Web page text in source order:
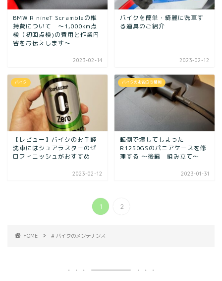
BMW R nineT Scrambleの維
持費について ～1,000km点
検（初回点検)の費用と作業内
容をお伝えします〜
2023-02-14
バイクを簡単・綺麗に洗車す
る道具のご紹介
2023-02-12
バイク
【レビュー】バイクのお手軽
洗車にはシュアラスターのゼ
ロフィニッシュがおすすめ
2023-02-12
バイクのお役立ち情報
転倒で壊してしまった
R1250GSのパニアケースを修
理する ～後編 組み立て～
2023-01-31
1 2
HOME # バイクのメンテナンス